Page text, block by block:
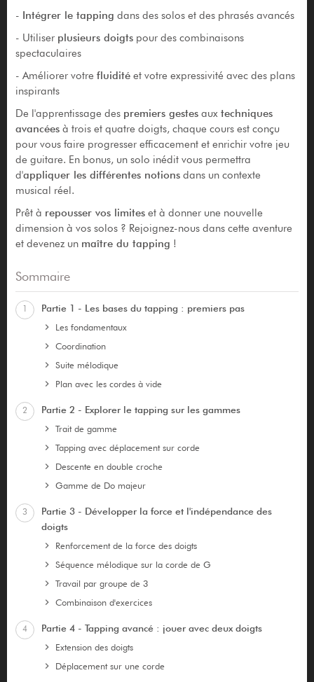
- Intégrer le tapping dans des solos et des phrasés avancés
- Utiliser plusieurs doigts pour des combinaisons
spectaculaires
- Améliorer votre fluidité et votre expressivité avec des plans
inspirants
De l'apprentissage des premiers gestes aux techniques
avancées à trois et quatre doigts, chaque cours est conçu
pour vous faire progresser efficacement et enrichir votre jeu
de guitare. En bonus, un solo inédit vous permettra
d'appliquer les différentes notions dans un contexte
musical réel.
Prêt à repousser vos limites et à donner une nouvelle
dimension à vos solos ? Rejoignez-nous dans cette aventure
et devenez un maître du tapping !
Sommaire
1
Partie 1 - Les bases du tapping : premiers pas
Les fondamentaux
Coordination
Suite mélodique
Plan avec les cordes à vide
2
Partie 2 - Explorer le tapping sur les gammes
Trait de gamme
Tapping avec déplacement sur corde
Descente en double croche
Gamme de Do majeur
3
Partie 3 - Développer la force et l'indépendance des
doigts
Renforcement de la force des doigts
Séquence mélodique sur la corde de G
Travail par groupe de 3
Combinaison d'exercices
4
Partie 4 - Tapping avancé : jouer avec deux doigts
Extension des doigts
Déplacement sur une corde